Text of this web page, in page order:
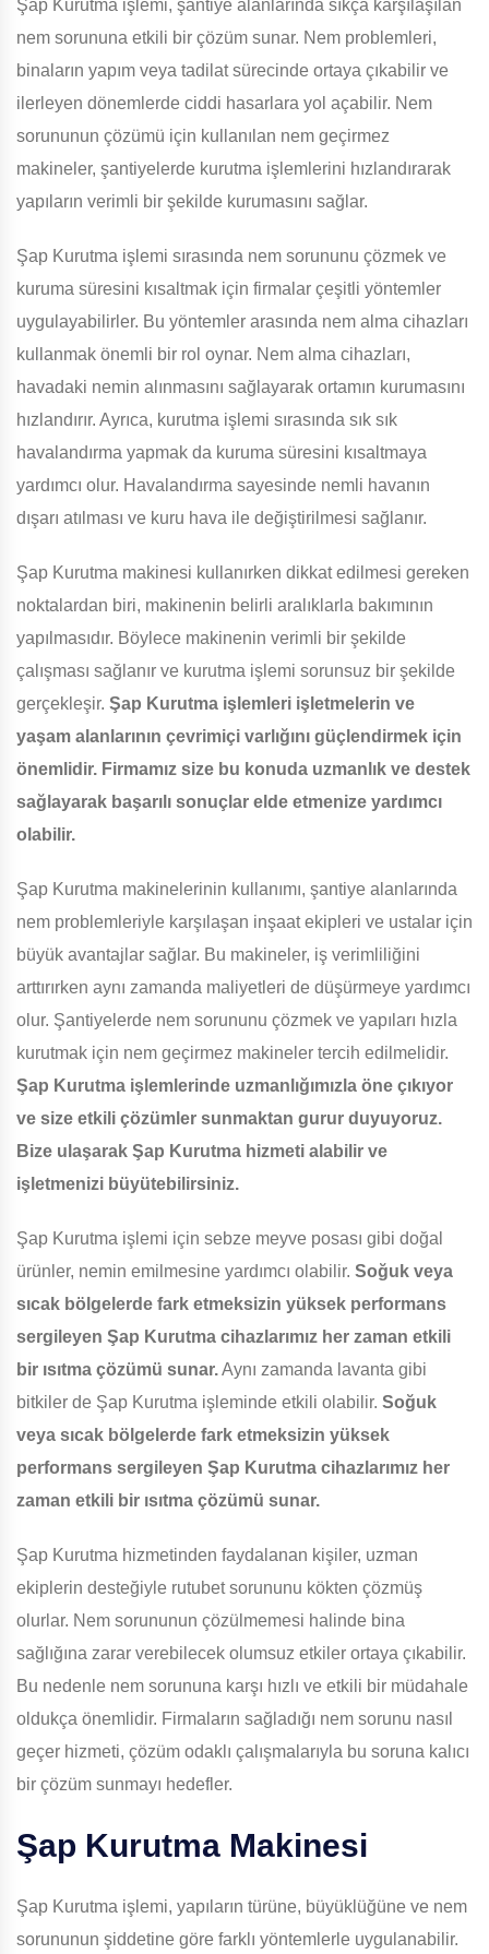
Şap Kurutma işlemi, şantiye alanlarında sıkça karşılaşılan
nem sorununa etkili bir çözüm sunar. Nem problemleri,
binaların yapım veya tadilat sürecinde ortaya çıkabilir ve
ilerleyen dönemlerde ciddi hasarlara yol açabilir. Nem
sorununun çözümü için kullanılan nem geçirmez
makineler, şantiyelerde kurutma işlemlerini hızlandırarak
yapıların verimli bir şekilde kurumasını sağlar.
Şap Kurutma işlemi sırasında nem sorununu çözmek ve
kuruma süresini kısaltmak için firmalar çeşitli yöntemler
uygulayabilirler. Bu yöntemler arasında nem alma cihazları
kullanmak önemli bir rol oynar. Nem alma cihazları,
havadaki nemin alınmasını sağlayarak ortamın kurumasını
hızlandırır. Ayrıca, kurutma işlemi sırasında sık sık
havalandırma yapmak da kuruma süresini kısaltmaya
yardımcı olur. Havalandırma sayesinde nemli havanın
dışarı atılması ve kuru hava ile değiştirilmesi sağlanır.
Şap Kurutma makinesi kullanırken dikkat edilmesi gereken
noktalardan biri, makinenin belirli aralıklarla bakımının
yapılmasıdır. Böylece makinenin verimli bir şekilde
çalışması sağlanır ve kurutma işlemi sorunsuz bir şekilde
gerçekleşir. Şap Kurutma işlemleri işletmelerin ve
yaşam alanlarının çevrimiçi varlığını güçlendirmek için
önemlidir. Firmamız size bu konuda uzmanlık ve destek
sağlayarak başarılı sonuçlar elde etmenize yardımcı
olabilir.
Şap Kurutma makinelerinin kullanımı, şantiye alanlarında
nem problemleriyle karşılaşan inşaat ekipleri ve ustalar için
büyük avantajlar sağlar. Bu makineler, iş verimliliğini
arttırırken aynı zamanda maliyetleri de düşürmeye yardımcı
olur. Şantiyelerde nem sorununu çözmek ve yapıları hızla
kurutmak için nem geçirmez makineler tercih edilmelidir.
Şap Kurutma işlemlerinde uzmanlığımızla öne çıkıyor
ve size etkili çözümler sunmaktan gurur duyuyoruz.
Bize ulaşarak Şap Kurutma hizmeti alabilir ve
işletmenizi büyütebilirsiniz.
Şap Kurutma işlemi için sebze meyve posası gibi doğal
ürünler, nemin emilmesine yardımcı olabilir. Soğuk veya
sıcak bölgelerde fark etmeksizin yüksek performans
sergileyen Şap Kurutma cihazlarımız her zaman etkili
bir ısıtma çözümü sunar.Aynı zamanda lavanta gibi
bitkiler de Şap Kurutma işleminde etkili olabilir. Soğuk
veya sıcak bölgelerde fark etmeksizin yüksek
performans sergileyen Şap Kurutma cihazlarımız her
zaman etkili bir ısıtma çözümü sunar.
Şap Kurutma hizmetinden faydalanan kişiler, uzman
ekiplerin desteğiyle rutubet sorununu kökten çözmüş
olurlar. Nem sorununun çözülmemesi halinde bina
sağlığına zarar verebilecek olumsuz etkiler ortaya çıkabilir.
Bu nedenle nem sorununa karşı hızlı ve etkili bir müdahale
oldukça önemlidir. Firmaların sağladığı nem sorunu nasıl
geçer hizmeti, çözüm odaklı çalışmalarıyla bu soruna kalıcı
bir çözüm sunmayı hedefler.
Şap Kurutma Makinesi
Şap Kurutma işlemi, yapıların türüne, büyüklüğüne ve nem
sorununun şiddetine göre farklı yöntemlerle uygulanabilir.